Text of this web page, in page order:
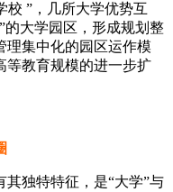
”，几所大学优势互
的大学园区，形成规划整
理集中化的园区运作模
等教育规模的进一步扩
独特特征，是“大学”与